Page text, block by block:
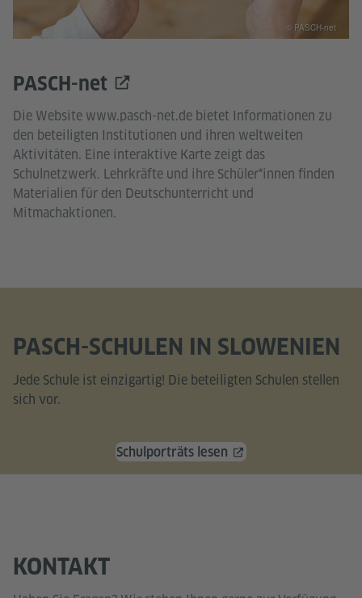
PASCH-net
Die Website www.pasch-net.de bietet Informationen zu
den beteiligten Institutionen und ihren weltweiten
Aktivitäten. Eine interaktive Karte zeigt das
Schulnetzwerk. Lehrkräfte und ihre Schüler*innen finden
Materialien für den Deutschunterricht und
Mitmachaktionen.
© PASCH-net
PASCH-SCHULEN IN SLOWENIEN
Jede Schule ist einzigartig! Die beteiligten Schulen stellen
sich vor.
Schulporträts lesen
KONTAKT